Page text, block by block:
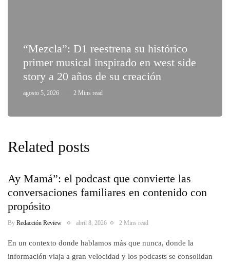
“Mezcla”: D1 reestrena su histórico
primer musical inspirado en west side
story a 20 años de su creación
agosto 5, 2026 2 Mins read
Related posts
Ay Mamá”: el podcast que convierte las
conversaciones familiares en contenido con
propósito
By Redacción Review abril 8, 2026 2 Mins read
En un contexto donde hablamos más que nunca, donde la
información viaja a gran velocidad y los podcasts se consolidan